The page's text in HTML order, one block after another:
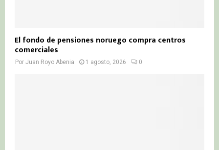
El fondo de pensiones noruego compra centros
comerciales
Por Juan Royo Abenia 1 agosto, 2026 0